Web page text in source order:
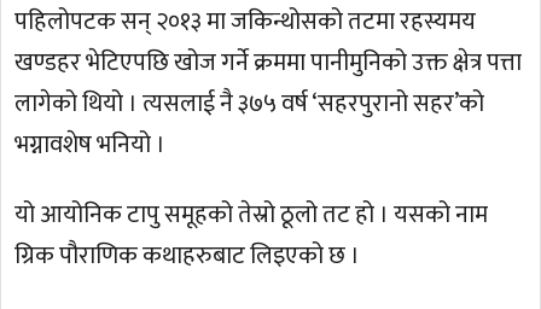
पहिलोपटक सन् २०१३ मा जकिन्थोसको तटमा रहस्यमय
खण्डहर भेटिएपछि खोज गर्ने क्रममा पानीमुनिको उक्त क्षेत्र पत्ता
लागेको थियो । त्यसलाई नै ३७५ वर्ष ‘सहरपुरानो सहर’को
भग्नावशेष भनियो ।
यो आयोनिक टापु समूहको तेस्रो ठूलो तट हो । यसको नाम
ग्रिक पौराणिक कथाहरुबाट लिइएको छ ।